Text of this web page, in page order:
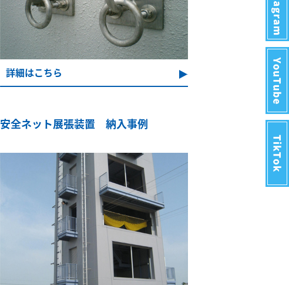
詳細はこちら
安全ネット展張装置 納入事例